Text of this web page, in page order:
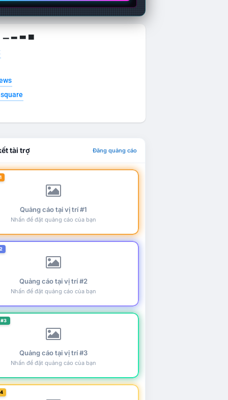
▁ ▂ ▃ ▄
tài trợ Đăng quảng cáo
Quảng cáo tại vị trí #1
Nhấn để đặt quảng cáo của bạn
Quảng cáo tại vị trí #2
Nhấn để đặt quảng cáo của bạn
Quảng cáo tại vị trí #3
Nhấn để đặt quảng cáo của bạn